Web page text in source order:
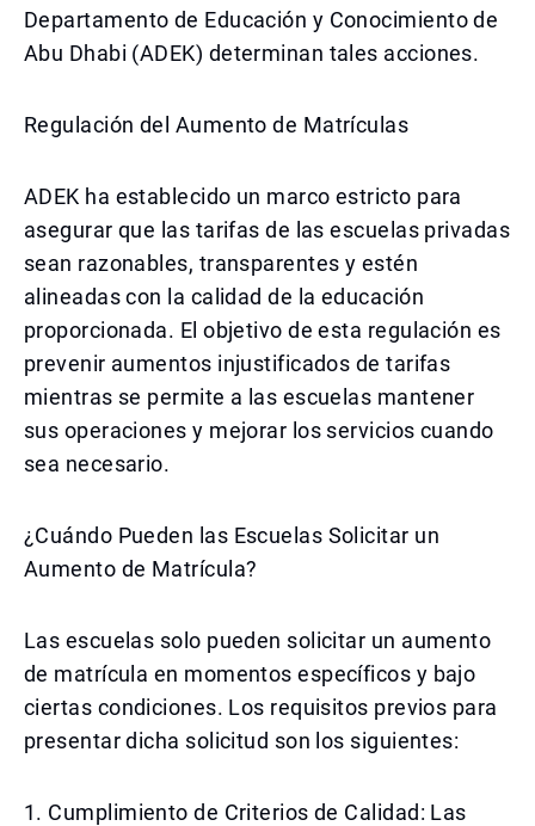
Departamento de Educación y Conocimiento de
Abu Dhabi (ADEK) determinan tales acciones.
Regulación del Aumento de Matrículas
ADEK ha establecido un marco estricto para
asegurar que las tarifas de las escuelas privadas
sean razonables, transparentes y estén
alineadas con la calidad de la educación
proporcionada. El objetivo de esta regulación es
prevenir aumentos injustificados de tarifas
mientras se permite a las escuelas mantener
sus operaciones y mejorar los servicios cuando
sea necesario.
¿Cuándo Pueden las Escuelas Solicitar un
Aumento de Matrícula?
Las escuelas solo pueden solicitar un aumento
de matrícula en momentos específicos y bajo
ciertas condiciones. Los requisitos previos para
presentar dicha solicitud son los siguientes:
1. Cumplimiento de Criterios de Calidad: Las